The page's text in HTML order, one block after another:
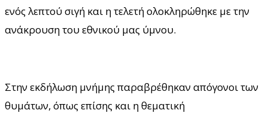
ενός λεπτού σιγή και η τελετή ολοκληρώθηκε με την
ανάκρουση του εθνικού μας ύμνου.
Στην εκδήλωση μνήμης παραβρέθηκαν απόγονοι των
θυμάτων, όπως επίσης και η θεματική